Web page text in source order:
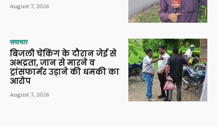
August 7, 2026
समाचार
बिजली चेकिंग के दौरान जेई से
अभद्रता, जान से मारने व
ट्रांसफार्मर उड़ाने की धमकी का
आरोप
August 7, 2026